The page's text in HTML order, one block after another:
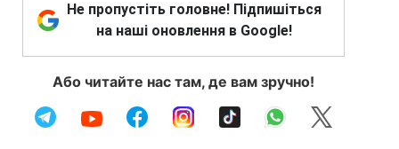
Не пропустіть головне! Підпишіться
на наші оновлення в Google!
Або читайте нас там, де вам зручно!